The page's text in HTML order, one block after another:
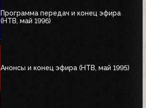
Программа передач и конец эфира
(НТВ, май 1996)
Анонсы и конец эфира (НТВ, май 1995)